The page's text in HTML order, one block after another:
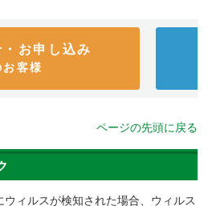
お申し込み
客様
ページの先頭に戻る
ィルスが検知された場合、ウィルス